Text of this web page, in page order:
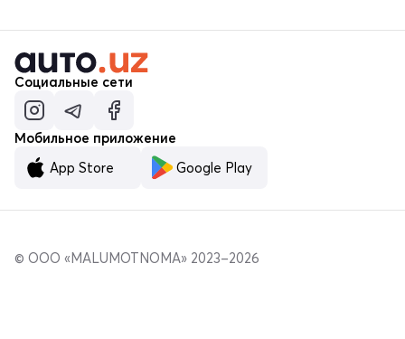
Социальные сети
Мобильное приложение
App Store
Google Play
© ООО «MALUMOTNOMA» 2023–2026